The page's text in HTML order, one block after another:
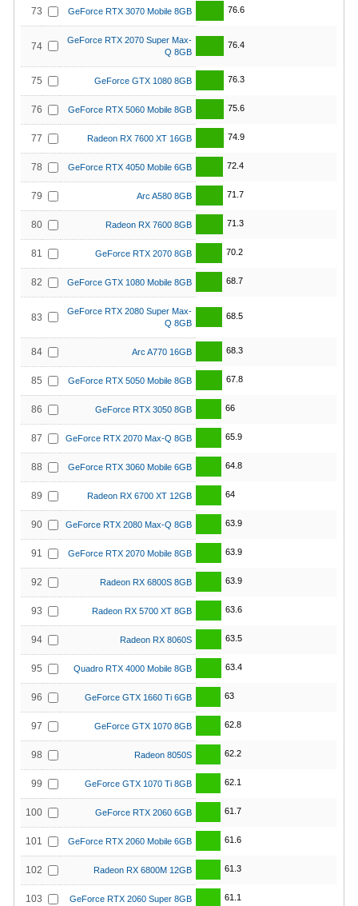
73 GeForce RTX 3070 Mobile 8GB 76.6
74
GeForce RTX 2070 Super Max-
Q 8GB
76.4
75 GeForce GTX 1080 8GB 76.3
76 GeForce RTX 5060 Mobile 8GB 75.6
77 Radeon RX 7600 XT 16GB 74.9
78 GeForce RTX 4050 Mobile 6GB 72.4
79 Arc A580 8GB 71.7
80 Radeon RX 7600 8GB 71.3
81 GeForce RTX 2070 8GB 70.2
82 GeForce GTX 1080 Mobile 8GB 68.7
83
GeForce RTX 2080 Super Max-
Q 8GB
68.5
84 Arc A770 16GB 68.3
85 GeForce RTX 5050 Mobile 8GB 67.8
86 GeForce RTX 3050 8GB 66
87 GeForce RTX 2070 Max-Q 8GB 65.9
88 GeForce RTX 3060 Mobile 6GB 64.8
89 Radeon RX 6700 XT 12GB 64
90 GeForce RTX 2080 Max-Q 8GB 63.9
91 GeForce RTX 2070 Mobile 8GB 63.9
92 Radeon RX 6800S 8GB 63.9
93 Radeon RX 5700 XT 8GB 63.6
94 Radeon RX 8060S 63.5
95 Quadro RTX 4000 Mobile 8GB 63.4
96 GeForce GTX 1660 Ti 6GB 63
97 GeForce GTX 1070 8GB 62.8
98 Radeon 8050S 62.2
99 GeForce GTX 1070 Ti 8GB 62.1
100 GeForce RTX 2060 6GB 61.7
101 GeForce RTX 2060 Mobile 6GB 61.6
102 Radeon RX 6800M 12GB 61.3
103 GeForce RTX 2060 Super 8GB 61.1